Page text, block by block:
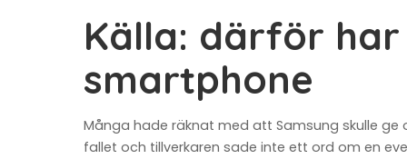
Källa: därför
smartphone
Många hade räknat med att Samsung skulle ge
fallet och tillverkaren sade inte ett ord om en